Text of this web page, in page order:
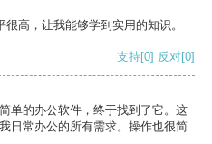
高，让我能够学到实用的知识。
支持[0] 反对[0]
单的办公软件，终于找到了它。这
日常办公的所有需求。操作也很简